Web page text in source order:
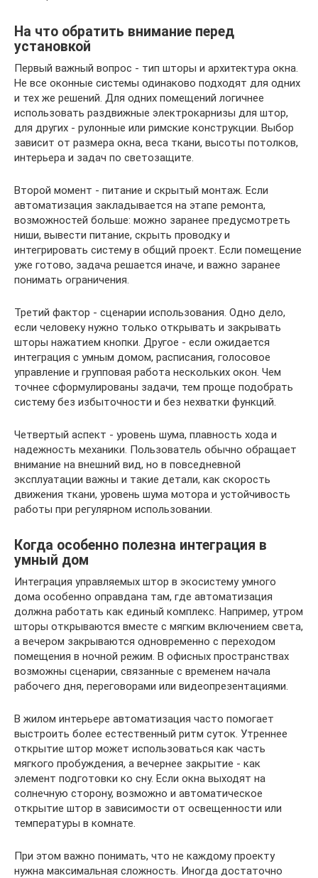
На что обратить внимание перед
установкой
Первый важный вопрос - тип шторы и архитектура окна.
Не все оконные системы одинаково подходят для одних
и тех же решений. Для одних помещений логичнее
использовать раздвижные электрокарнизы для штор,
для других - рулонные или римские конструкции. Выбор
зависит от размера окна, веса ткани, высоты потолков,
интерьера и задач по светозащите.
Второй момент - питание и скрытый монтаж. Если
автоматизация закладывается на этапе ремонта,
возможностей больше: можно заранее предусмотреть
ниши, вывести питание, скрыть проводку и
интегрировать систему в общий проект. Если помещение
уже готово, задача решается иначе, и важно заранее
понимать ограничения.
Третий фактор - сценарии использования. Одно дело,
если человеку нужно только открывать и закрывать
шторы нажатием кнопки. Другое - если ожидается
интеграция с умным домом, расписания, голосовое
управление и групповая работа нескольких окон. Чем
точнее сформулированы задачи, тем проще подобрать
систему без избыточности и без нехватки функций.
Четвертый аспект - уровень шума, плавность хода и
надежность механики. Пользователь обычно обращает
внимание на внешний вид, но в повседневной
эксплуатации важны и такие детали, как скорость
движения ткани, уровень шума мотора и устойчивость
работы при регулярном использовании.
Когда особенно полезна интеграция в
умный дом
Интеграция управляемых штор в экосистему умного
дома особенно оправдана там, где автоматизация
должна работать как единый комплекс. Например, утром
шторы открываются вместе с мягким включением света,
а вечером закрываются одновременно с переходом
помещения в ночной режим. В офисных пространствах
возможны сценарии, связанные с временем начала
рабочего дня, переговорами или видеопрезентациями.
В жилом интерьере автоматизация часто помогает
выстроить более естественный ритм суток. Утреннее
открытие штор может использоваться как часть
мягкого пробуждения, а вечернее закрытие - как
элемент подготовки ко сну. Если окна выходят на
солнечную сторону, возможно и автоматическое
открытие штор в зависимости от освещенности или
температуры в комнате.
При этом важно понимать, что не каждому проекту
нужна максимальная сложность. Иногда достаточно